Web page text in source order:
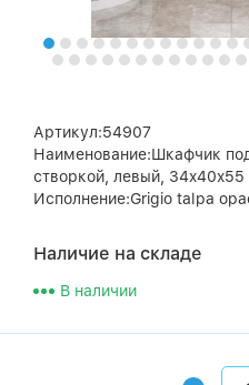
Артикул:54907
Наименование:Шкафчик
створкой, левый, 34x40x55
Исполнение:Grigio talpa
Наличие на складе
В наличии